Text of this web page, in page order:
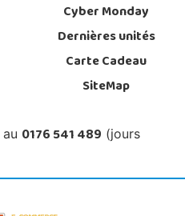
Cyber Monday
Dernières unités
Carte Cadeau
SiteMap
au 0176 541 489 (jours